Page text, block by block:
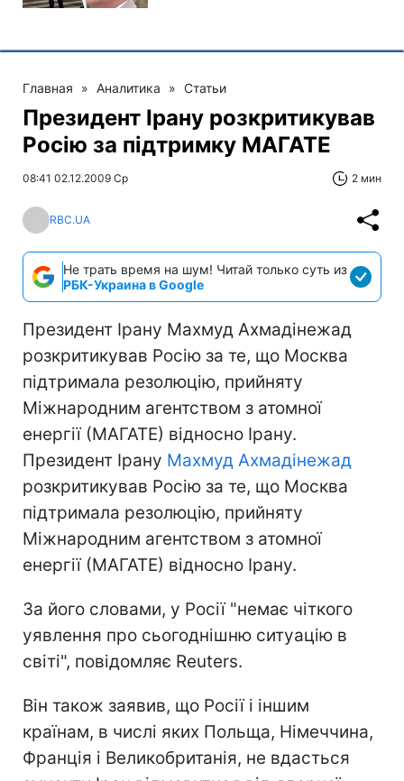
Главная » Аналитика » Статьи
Президент Ірану розкритикував
Росію за підтримку МАГАТЕ
08:41 02.12.2009 Ср 2 мин
RBC.UA
Не трать время на шум! Читай только суть из
РБК-Украина в Google
Президент Ірану Махмуд Ахмадінежад
розкритикував Росію за те, що Москва
підтримала резолюцію, прийняту
Міжнародним агентством з атомної
енергії (МАГАТЕ) відносно Ірану.
Президент Ірану Махмуд Ахмадінежад
розкритикував Росію за те, що Москва
підтримала резолюцію, прийняту
Міжнародним агентством з атомної
енергії (МАГАТЕ) відносно Ірану.
За його словами, у Росії "немає чіткого
уявлення про сьогоднішню ситуацію в
світі", повідомляє Reuters.
Він також заявив, що Росії і іншим
країнам, в числі яких Польща, Німеччина,
Франція і Великобританія, не вдасться